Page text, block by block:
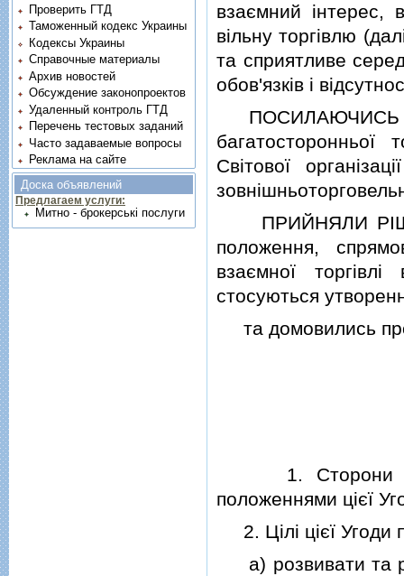
взаємний iнтерес,
вiльну торгiвлю
та сприятливе
обов'язкiв i
ПОСИЛАЮЧИСЬ на
Свiтової
ПРИЙНЯЛИ
положення,
взаємної
стосуються
та домовились
1. Сторони цим
положеннями цiєї
2. Цiлi цiєї Угоди
а) розвивати та
Проверить ГТД
Таможенный кодекс Украины
Кодексы Украины
Справочные материалы
Архив новостей
Обсуждение законопроектов
Удаленный контроль ГТД
Перечень тестовых заданий
Часто задаваемые вопросы
Реклама на сайте
Доска объявлений
Предлагаем услуги:
Митно - брокерські послуги